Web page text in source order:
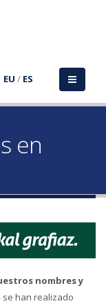
EU / ES
en
nombres y
se han realizado